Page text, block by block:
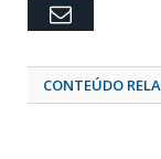
Email
CONTEÚDO